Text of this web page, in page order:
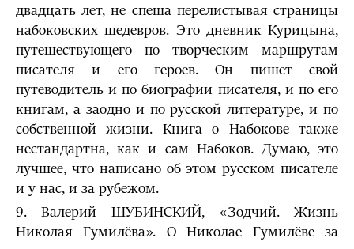
двадцать лет, не спеша перелистывая страницы
набоковских шедевров. Это дневник Курицына,
путешествующего по творческим маршрутам
писателя и его героев. Он пишет свой
путеводитель и по биографии писателя, и по его
книгам, а заодно и по русской литературе, и по
собственной жизни. Книга о Набокове также
нестандартна, как и сам Набоков. Думаю, это
лучшее, что написано об этом русском писателе
и у нас, и за рубежом.
9. Валерий ШУБИНСКИЙ, «Зодчий. Жизнь
Николая Гумилёва». О Николае Гумилёве за